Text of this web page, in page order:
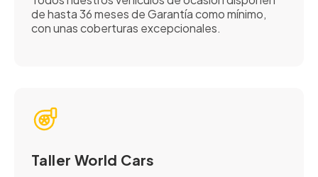
de hasta 36 meses de Garantía como mínimo,
con unas coberturas excepcionales.
Taller World Cars